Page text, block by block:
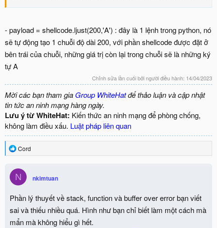
- payload = shellcode.ljust(200,'A') : đây là 1 lệnh trong python, nó
sẽ tự động tạo 1 chuỗi độ dài 200, với phần shellcode được đặt ở
bên trái của chuỗi, những giá trị còn lại trong chuỗi sẽ là những ký
tự A
Chỉnh sửa lần cuối bởi người điều hành: 14/04/2023
Mời các bạn tham gia Group WhiteHatđể thảo luận và cập nhật
tin tức an ninh mạng hàng ngày.
Lưu ý từ WhiteHat: Kiến thức an ninh mạng để phòng chống,
không làm điều xấu. Luật pháp liên quan
R
e
c
t
i
o
n
s
:
Cord
N nkimtuan
Phần lý thuyết về stack, function và buffer over error bạn viết
sai và thiếu nhiều quá. Hình như bạn chỉ biết làm một cách mà
mẩn mà không hiểu gì hết.